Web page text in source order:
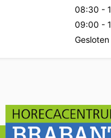
08:30 -
09:00 -
Gesloten